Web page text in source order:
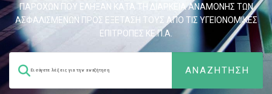
ΠΑΡΟΧΩΝ ΠΟΥ ΕΛΗΞΑΝ ΚΑΤΑ ΤΗ ΔΙΑΡΚΕΙΑ ΑΝΑΜΟΝΗΣ ΤΩΝ
ΑΣΦΑΛΙΣΜΕΝΩΝ ΠΡΟΣ ΕΞΕΤΑΣΗ ΤΟΥΣ ΑΠΟ ΤΙΣ ΥΓΕΙΟΝΟΜΙΚΕΣ
ΕΠΙΤΡΟΠΕΣ ΚΕ.Π.Α.